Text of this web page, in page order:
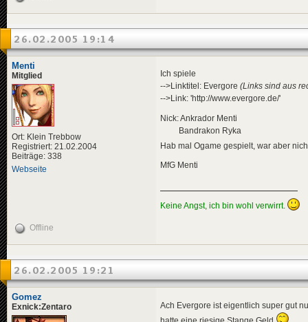
26.02.2005 19:14
Menti
Mitglied
Ort: Klein Trebbow
Registriert: 21.02.2004
Beiträge: 338
Webseite
Ich spiele
-->Linktitel: Evergore (Links sind aus
-->Link: 'http://www.evergore.de/'
Nick: Ankrador Menti
Bandrakon Ryka
Hab mal Ogame gespielt, war aber
MfG Menti
Keine Angst, ich bin wohl verwirrt.
Offline
26.02.2005 19:21
Gomez
Exnick:Zentaro
Ach Evergore ist eigentlich super gut